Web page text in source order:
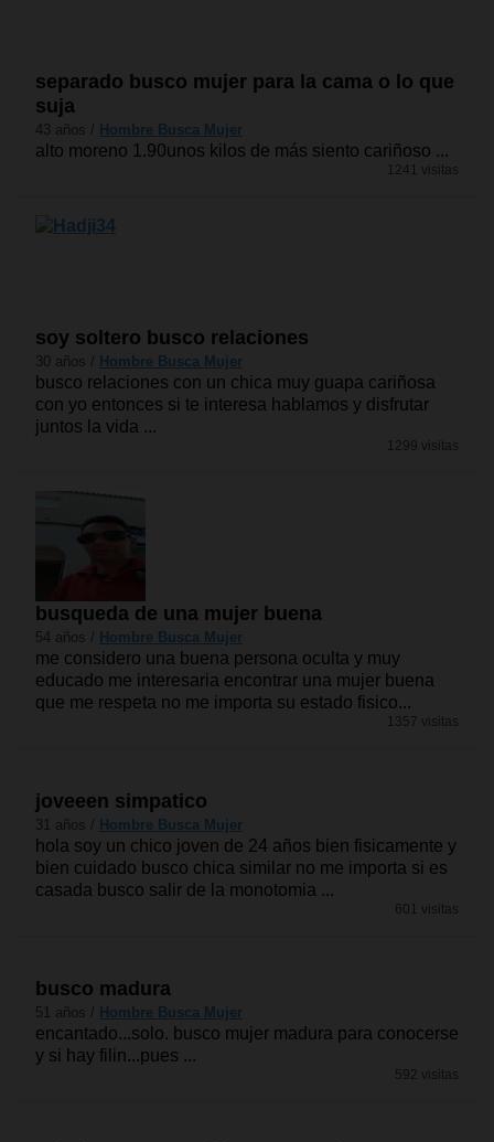
separado busco mujer para la cama o lo que
suja
43 años / Hombre Busca Mujer
alto moreno 1.90unos kilos de más siento cariñoso ...
1241 visitas
soy soltero busco relaciones
30 años / Hombre Busca Mujer
busco relaciones con un chica muy guapa cariñosa
con yo entonces si te interesa hablamos y disfrutar
juntos la vida ...
1299 visitas
busqueda de una mujer buena
54 años / Hombre Busca Mujer
me considero una buena persona oculta y muy
educado me interesaria encontrar una mujer buena
que me respeta no me importa su estado fisico...
1357 visitas
joveeen simpatico
31 años / Hombre Busca Mujer
hola soy un chico joven de 24 años bien fisicamente y
bien cuidado busco chica similar no me importa si es
casada busco salir de la monotomia ...
601 visitas
busco madura
51 años / Hombre Busca Mujer
encantado...solo. busco mujer madura para conocerse
y si hay filin...pues ...
592 visitas